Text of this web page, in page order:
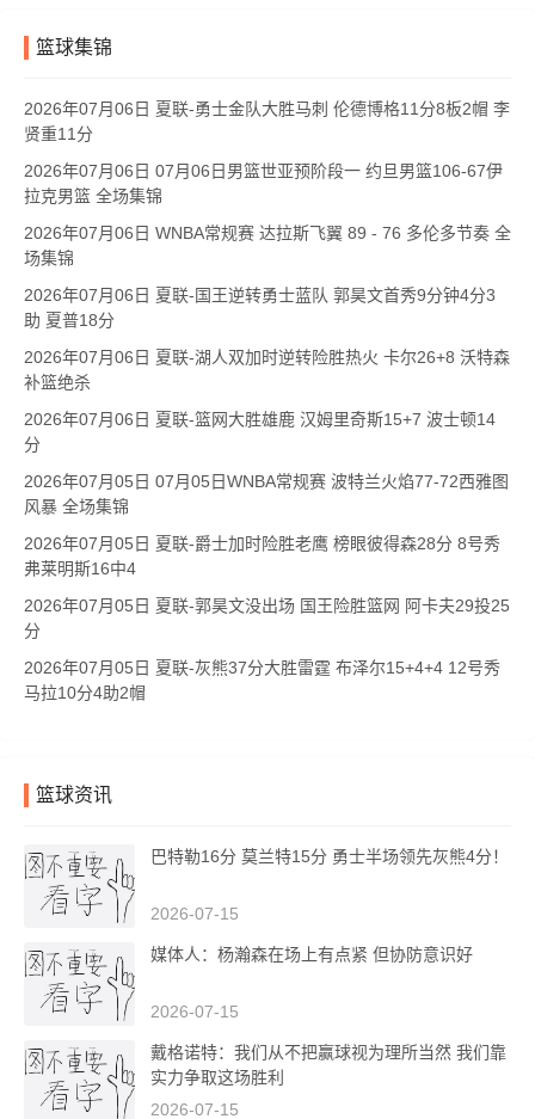
篮球集锦
2026年07月06日 夏联-勇士金队大胜马刺 伦德博格11分8板2帽 李
贤重11分
2026年07月06日 07月06日男篮世亚预阶段一 约旦男篮106-67伊
拉克男篮 全场集锦
2026年07月06日 WNBA常规赛 达拉斯飞翼 89 - 76 多伦多节奏 全
场集锦
2026年07月06日 夏联-国王逆转勇士蓝队 郭昊文首秀9分钟4分3
助 夏普18分
2026年07月06日 夏联-湖人双加时逆转险胜热火 卡尔26+8 沃特森
补篮绝杀
2026年07月06日 夏联-篮网大胜雄鹿 汉姆里奇斯15+7 波士顿14
分
2026年07月05日 07月05日WNBA常规赛 波特兰火焰77-72西雅图
风暴 全场集锦
2026年07月05日 夏联-爵士加时险胜老鹰 榜眼彼得森28分 8号秀
弗莱明斯16中4
2026年07月05日 夏联-郭昊文没出场 国王险胜篮网 阿卡夫29投25
分
2026年07月05日 夏联-灰熊37分大胜雷霆 布泽尔15+4+4 12号秀
马拉10分4助2帽
篮球资讯
巴特勒16分 莫兰特15分 勇士半场领先灰熊4分！
2026-07-15
媒体人：杨瀚森在场上有点紧 但协防意识好
2026-07-15
戴格诺特：我们从不把赢球视为理所当然 我们靠
实力争取这场胜利
2026-07-15